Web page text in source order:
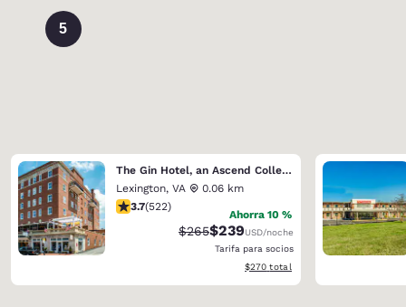
5
The Gin Hotel, an Ascend Collection Hotel
Lexington, VA
0.06 km
calificación de 3.74 estrellas. Bueno. 522 reseñas
3.7(522)
Ahorra 10 %
Precio tachado:
$265Precio con descuento:
$239USD/noche
Tarifa para socios
Ver detalles del total estimado
$270 total